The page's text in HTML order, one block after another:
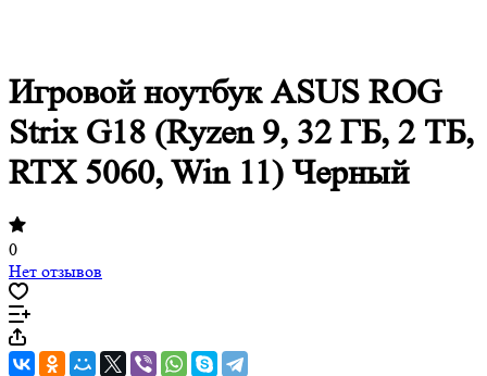
Игровой ноутбук ASUS ROG
Strix G18 (Ryzen 9, 32 ГБ, 2 ТБ,
RTX 5060, Win 11) Черный
0
Нет отзывов